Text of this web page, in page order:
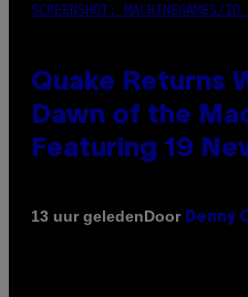
SCREENSHOT: MACHINEGAMES/ID
Quake Returns
Dawn of the
Featuring 19
13 uur geledenDoor Denny